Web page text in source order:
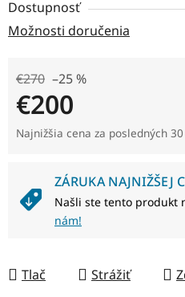
Dostupnosť
Možnosti doručenia
€270 –25 %
€200
Jednotková cena:
Najnižšia cena za posledných
ZÁRUKA NAJNIŽŠEJ
Našli ste tento produkt
nám!
Tlač Strážiť